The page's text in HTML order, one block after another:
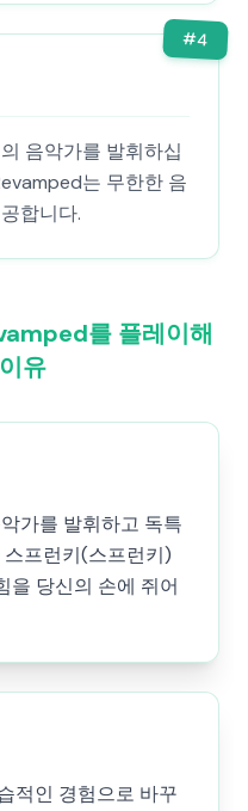
#4
음악가를 발휘하십
는 무한한 음
합니다.
를 플레이해
유
가를 발휘하고 독특
프런키(스프런키)
을 당신의 손에 쥐어
적인 경험으로 바꾸